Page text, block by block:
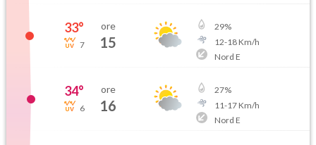
33°
7
ore
15
29%
12-18Km/h
Nord E
34°
6
ore
16
27%
11-17Km/h
Nord E